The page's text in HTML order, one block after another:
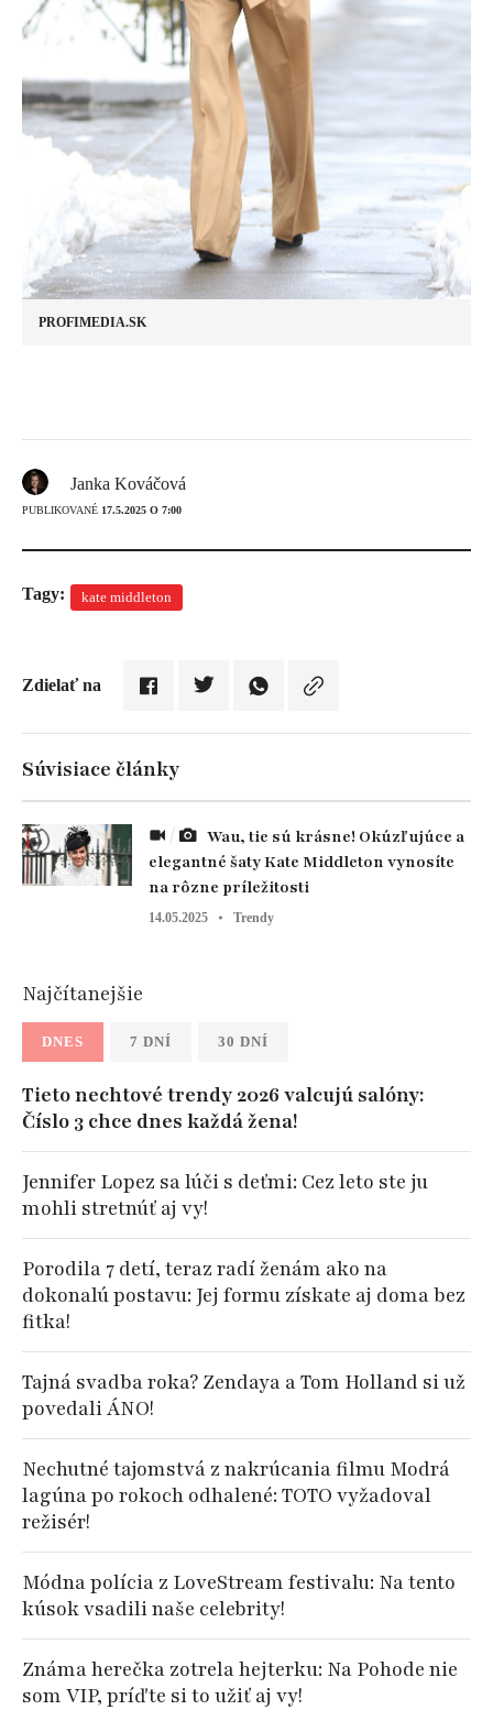
PROFIMEDIA.SK
Janka Kováčová
PUBLIKOVANÉ 17.5.2025 O 7:00
Tagy: kate middleton
Zdielať na
Súvisiace články
elegantné šaty Kate Middleton vynosíte
na rôzne príležitosti
14.05.2025 Trendy
Najčítanejšie
DNES 7 DNÍ 30 DNÍ
Tieto nechtové trendy 2026 valcujú salóny:
Číslo 3 chce dnes každá žena!
Jennifer Lopez sa lúči s deťmi: Cez leto ste ju
mohli stretnúť aj vy!
Porodila 7 detí, teraz radí ženám ako na
dokonalú postavu: Jej formu získate aj doma bez
fitka!
Tajná svadba roka? Zendaya a Tom Holland si už
povedali ÁNO!
Nechutné tajomstvá z nakrúcania filmu Modrá
lagúna po rokoch odhalené: TOTO vyžadoval
režisér!
Módna polícia z LoveStream festivalu: Na tento
kúsok vsadili naše celebrity!
Známa herečka zotrela hejterku: Na Pohode nie
som VIP, príďte si to užiť aj vy!